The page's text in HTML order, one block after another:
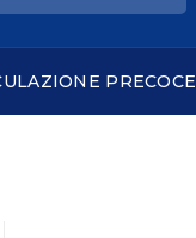
PRECOCE